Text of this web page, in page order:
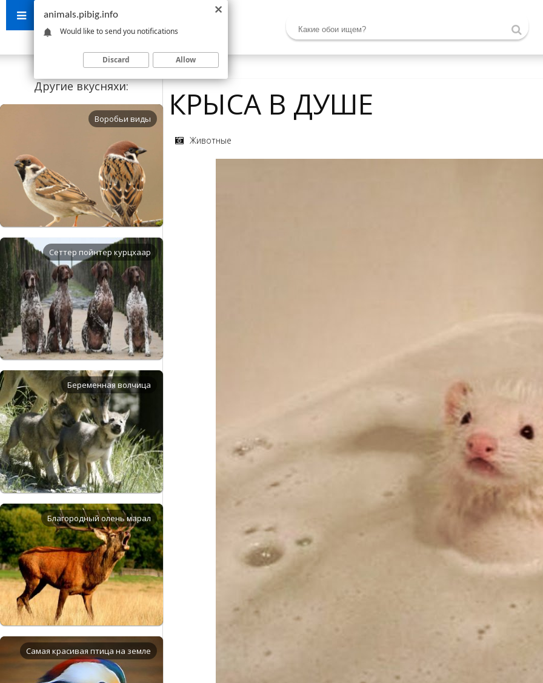
Другие вкусняхи:
Воробьи виды
Сеттер пойнтер курцхаар
Беременная волчица
Благородный олень марал
Самая красивая птица на земле
КРЫСА В ДУШЕ
Животные
animals.pibig.info
Would like to send you notifications
Discard Allow